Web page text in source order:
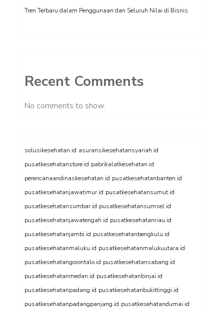
Tren Terbaru dalam Penggunaan dan Seluruh Nilai di Bisnis
Recent Comments
No comments to show.
solusikesehatan.id asuransikesehatansyariah.id
pusatkesehatanstore.id pabrikalatkesehatan.id
perencanaandinaskesehatan.id pusatkesehatanbanten.id
pusatkesehatanjawatimur.id pusatkesehatansumut.id
pusatkesehatansumbar.id pusatkesehatansumsel.id
pusatkesehatanjawatengah.id pusatkesehatanriau.id
pusatkesehatanjambi.id pusatkesehatanbengkulu.id
pusatkesehatanmaluku.id pusatkesehatanmalukuutara.id
pusatkesehatangorontalo.id pusatkesehatansabang.id
pusatkesehatanmedan.id pusatkesehatanbinjai.id
pusatkesehatanpadang.id pusatkesehatanbukittinggi.id
pusatkesehatanpadangpanjang.id pusatkesehatandumai.id